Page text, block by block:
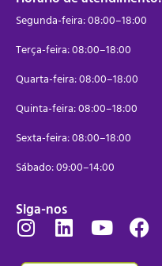
Segunda-feira: 08:00–18:00
Terça-feira: 08:00–18:00
Quarta-feira: 08:00–18:00
Quinta-feira: 08:00–18:00
Sexta-feira: 08:00–18:00
Sábado: 09:00–14:00
Siga-nos